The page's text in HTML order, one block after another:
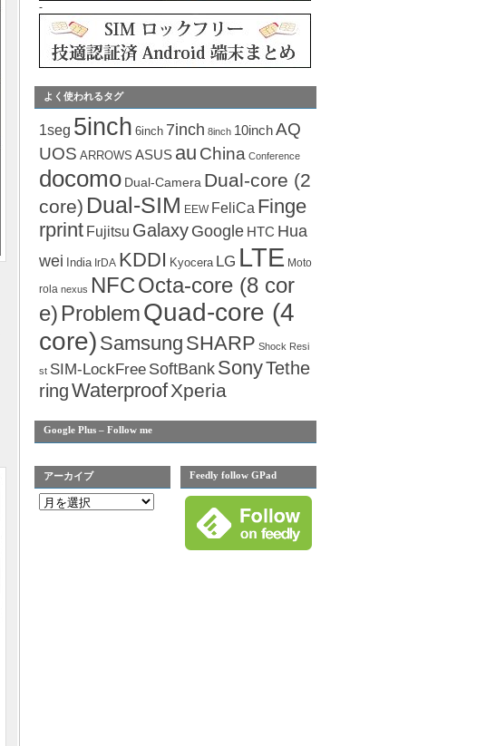
-
よく使われるタグ
1seg 5inch 6inch 7inch 8inch 10inchAQ
UOS ARROWS ASUS au China Conference
docomo Dual-Camera Dual-core (2
core) Dual-SIM EEW FeliCa Finge
rprint Fujitsu Galaxy Google HTC Hua
wei India IrDA KDDI Kyocera LG LTE Moto
rola nexus NFCOcta-core (8 cor
e) ProblemQuad-core (4
core) Samsung SHARP Shock Resi
st SIM-LockFree SoftBank SonyTethe
ringWaterproofXperia
Google Plus – Follow me
アーカイブ Feedly follow GPad